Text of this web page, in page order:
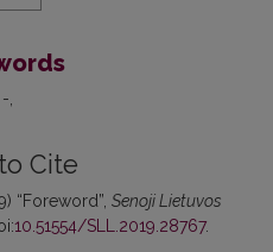
-
Cite
“Foreword”, Senoji Lietuvos
10.51554/SLL.2019.28767.